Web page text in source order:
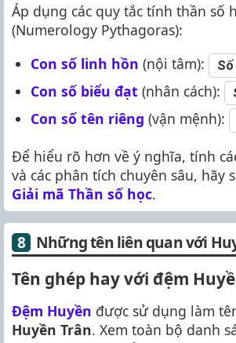
Áp dụng các quy tắc tính thần số
(Numerology Pythagoras):
Con số linh hồn (nội tâm): Số
Con số biểu đạt (nhân cách):
Con số tên riêng (vận mệnh):
Để hiểu rõ hơn về ý nghĩa, tính
và các phân tích chuyên sâu, hãy
Giải mã Thần số học.
Những tên liên quan với
Tên ghép hay với đệm
Đệm Huyền được sử dụng làm
Huyền Trân. Xem toàn bộ danh